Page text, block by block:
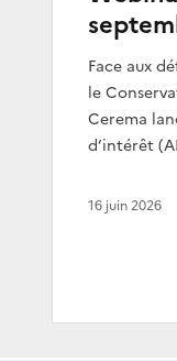
Face aux
le
Cerema
d’intérêt
16 juin 2026